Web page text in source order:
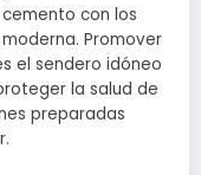
con los
Promover
el sendero idóneo
la salud de
preparadas